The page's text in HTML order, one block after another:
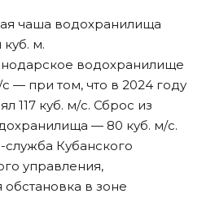
чаша водохранилища
куб. м.
водохранилище
с — при том, что в 2024 году
117 куб. м/с. Сброс из
— 80 куб. м/с.
Кубанского
управления,
обстановка в зоне